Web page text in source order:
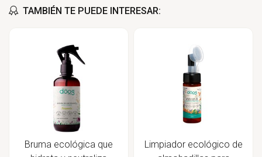
TAMBIÉN TE PUEDE INTERESAR:
Bruma ecológica que
Limpiador ecológico de